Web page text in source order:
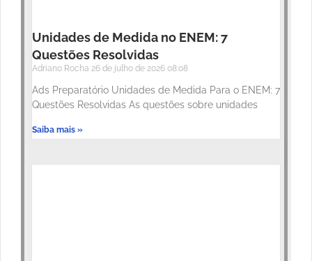
Unidades de Medida no ENEM: 7
Questões Resolvidas
Adriano Rocha 26 de julho de 2026 08:08
Ads Preparatório Unidades de Medida Para o ENEM: 7
Questões Resolvidas As questões sobre unidades
Saiba mais »